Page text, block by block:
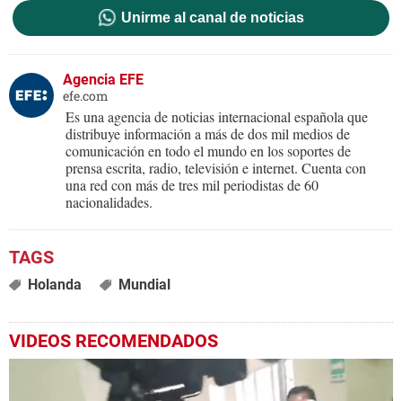
Unirme al canal de noticias
Agencia EFE
efe.com
Es una agencia de noticias internacional española que
distribuye información a más de dos mil medios de
comunicación en todo el mundo en los soportes de
prensa escrita, radio, televisión e internet. Cuenta con
una red con más de tres mil periodistas de 60
nacionalidades.
Holanda Mundial
VIDEOS RECOMENDADOS